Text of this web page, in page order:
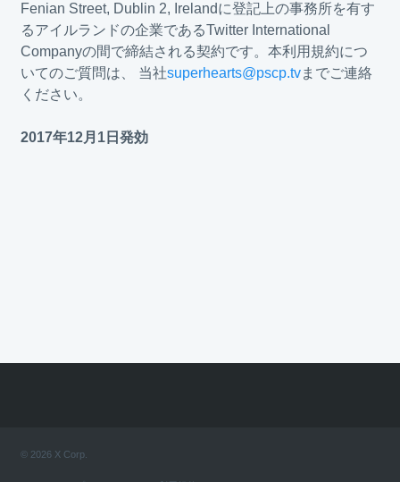
Fenian Street, Dublin 2, Irelandに登記上の事務所を有す
るアイルランドの企業であるTwitter International
Companyの間で締結される契約です。本利用規約につ
いてのご質問は、 当社superhearts@pscp.tvまでご連絡
ください。
2017年12月1日発効
© 2026 X Corp.